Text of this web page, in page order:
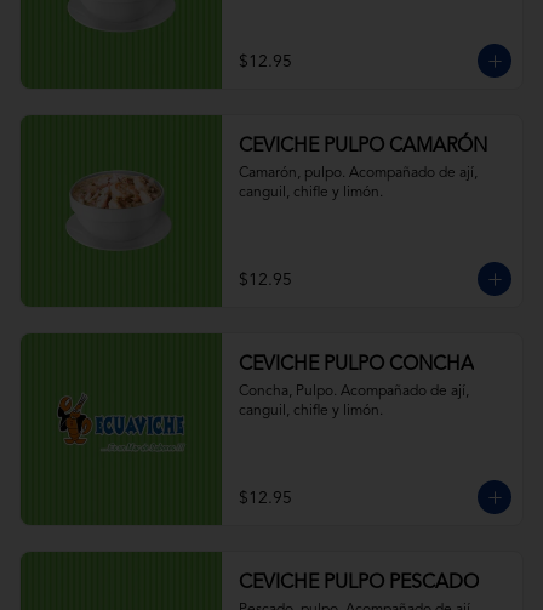
$12.95
CEVICHE PULPO CAMARÓN
Camarón, pulpo. Acompañado de ají,
canguil, chifle y limón.
$12.95
CEVICHE PULPO CONCHA
Concha, Pulpo. Acompañado de ají,
canguil, chifle y limón.
$12.95
CEVICHE PULPO PESCADO